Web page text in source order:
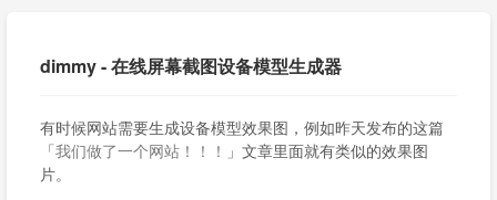
dimmy - 在线屏幕截图设备模型生成器
有时候网站需要生成设备模型效果图，例如昨天发布的这篇
「我们做了一个网站！！！ 」文章里面就有类似的效果图
片。